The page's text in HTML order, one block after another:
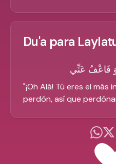
Du'a para
فَاعْفُ عَنِّي
"¡Oh Alá! Tú eres el más
perdón, así que